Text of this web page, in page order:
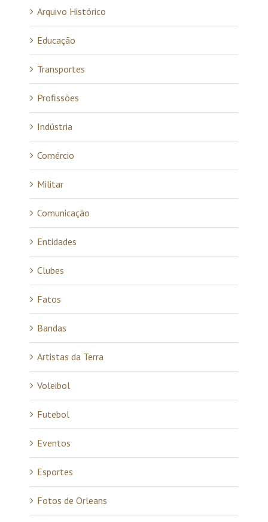
Arquivo Histórico
Educação
Transportes
Profissões
Indústria
Comércio
Militar
Comunicação
Entidades
Clubes
Fatos
Bandas
Artistas da Terra
Voleibol
Futebol
Eventos
Esportes
Fotos de Orleans